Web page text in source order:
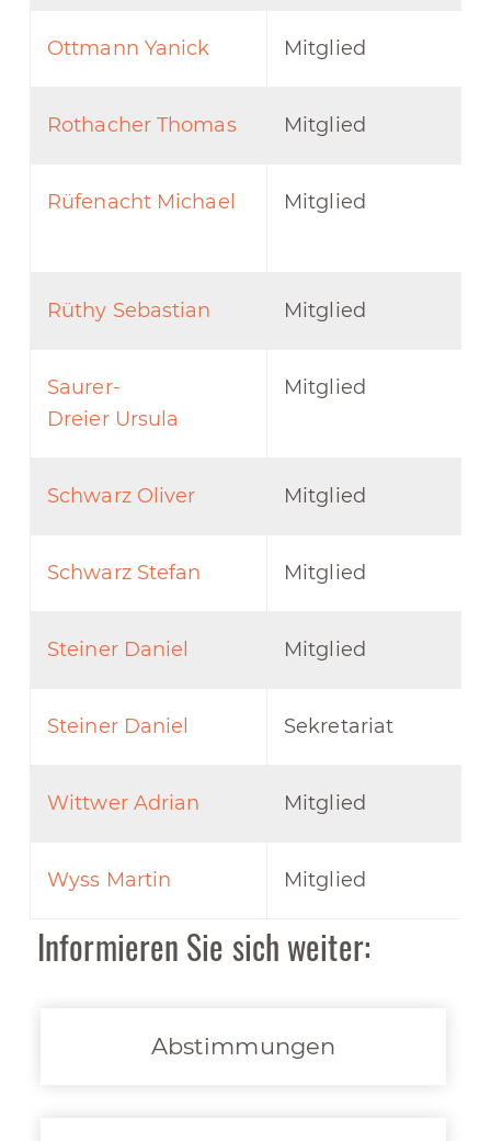
Ottmann Yanick Mitglied
Rothacher Thomas Mitglied
Rüfenacht Michael Mitglied
Rüthy Sebastian Mitglied
Saurer-
Dreier Ursula
Mitglied
Schwarz Oliver Mitglied
Schwarz Stefan Mitglied
Steiner Daniel Mitglied
Steiner Daniel Sekretariat
Wittwer Adrian Mitglied
Wyss Martin Mitglied
Informieren Sie sich weiter:
Abstimmungen